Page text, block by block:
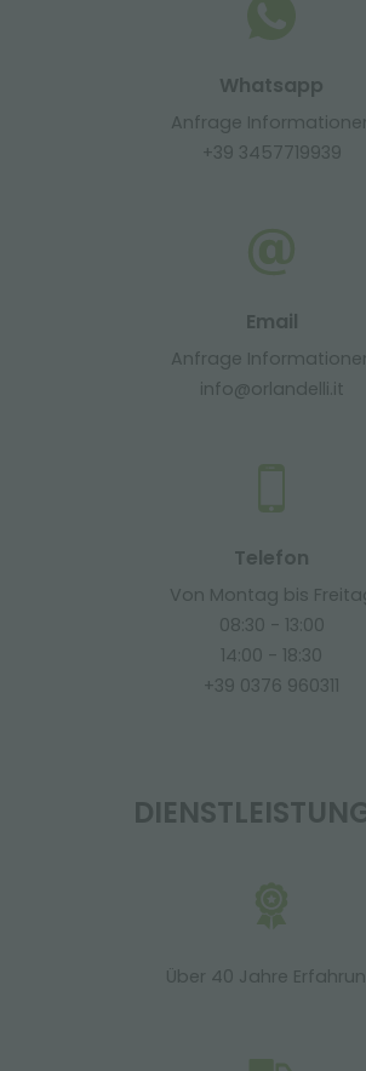
Whatsapp
Anfrage
+39 3457719939
Email
Anfrage
info@orlandelli.it
Telefon
Von Montag bis
08:30 - 13:00
14:00 - 18:30
+39 0376 960311
Über 40 Jahre